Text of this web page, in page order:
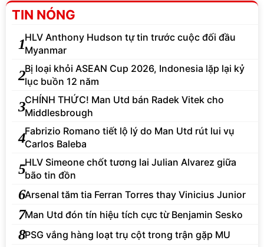
TIN NÓNG
1HLV Anthony Hudson tự tin trước cuộc đối đầu
Myanmar
2Bị loại khỏi ASEAN Cup 2026, Indonesia lặp lại kỷ
lục buồn 12 năm
3CHÍNH THỨC! Man Utd bán Radek Vitek cho
Middlesbrough
4Fabrizio Romano tiết lộ lý do Man Utd rút lui vụ
Carlos Baleba
5HLV Simeone chốt tương lai Julian Alvarez giữa
bão tin đồn
6Arsenal tăm tia Ferran Torres thay Vinicius Junior
7Man Utd đón tín hiệu tích cực từ Benjamin Sesko
8PSG vắng hàng loạt trụ cột trong trận gặp MU